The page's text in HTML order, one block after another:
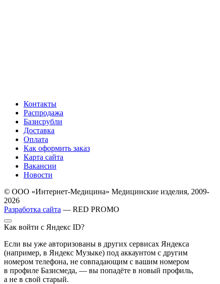
Контакты
Распродажа
Базисрубли
Доставка
Оплата
Как оформить заказ
Карта сайта
Вакансии
Новости
© ООО «Интернет-Медицина» Медицинские изделия, 2009-
2026
Разработка сайта — RED PROMO
Как войти с Яндекс ID?
Если вы уже авторизованы в других сервисах Яндекса
(например, в Яндекс Музыке) под аккаунтом с другим
номером телефона, не совпадающим с вашим номером
в профиле Базисмеда, — вы попадёте в новый профиль,
а не в свой старый.